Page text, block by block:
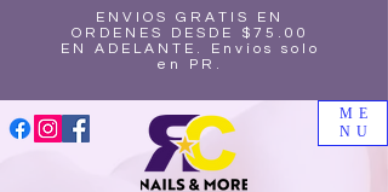
ENVIOS GRATIS EN
ORDENES DESDE $75.00
EN ADELANTE. Envíos solo
en PR.
ME
NU